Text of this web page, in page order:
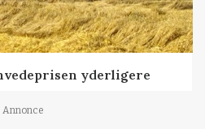
yderligere
Annonce